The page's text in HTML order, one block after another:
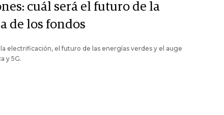
cuál será el futuro de la
de los fondos
electrificación, el futuro de las energías verdes y el auge
y 5G.